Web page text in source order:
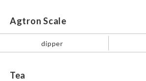
Agtron Scale
dipper
Tea